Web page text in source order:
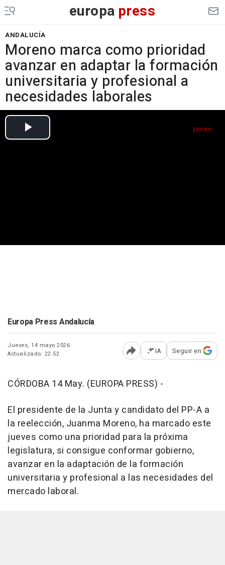
europa press
ANDALUCÍA
Moreno marca como prioridad
avanzar en adaptar la formación
universitaria y profesional a
necesidades laborales
Europa Press Andalucía
Jueves, 14 mayo 2026
Actualizado: 22:52
Abrir opciones para
IA Seguir en
CÓRDOBA 14 May. (EUROPA PRESS) -
El presidente de la Junta y candidato del PP-A a
la reelección, Juanma Moreno, ha marcado este
jueves como una prioridad para la próxima
legislatura, si consigue conformar gobierno,
avanzar en la adaptación de la formación
universitaria y profesional a las necesidades del
mercado laboral.